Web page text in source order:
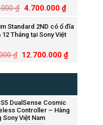
₫ 4.700.000 ₫
Standard 2ND có ổ đĩa
12 Tháng tại Sony Việt
₫ 12.700.000₫
DualSense Cosmic
Controller – Hàng
Sony Việt Nam